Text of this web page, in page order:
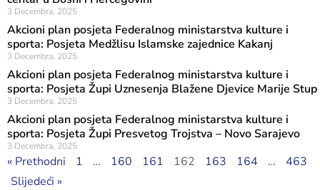
3 Decembra, 2025
Akcioni plan posjeta Federalnog ministarstva kulture i
sporta: Posjeta Medžlisu Islamske zajednice Kakanj
3 Decembra, 2025
Akcioni plan posjeta Federalnog ministarstva kulture i
sporta: Posjeta Župi Uznesenja Blažene Djevice Marije Stup
3 Decembra, 2025
Akcioni plan posjeta Federalnog ministarstva kulture i
sporta: Posjeta Župi Presvetog Trojstva – Novo Sarajevo
3 Decembra, 2025
« Prethodni 1 … 160 161 162 163 164 …
463
Slijedeći »